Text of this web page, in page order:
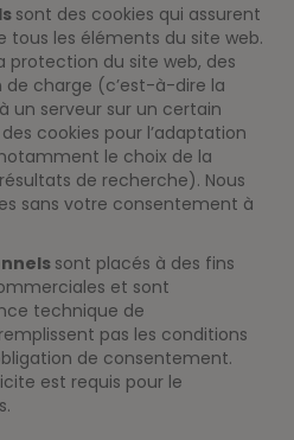
sont des cookies qui assurent
les éléments du site web.
protection du site web, des
de charge (c’est-à-dire la
un serveur sur un certain
cookies pour l’adaptation
le choix de la
de recherche). Nous
sans votre consentement à
sont placés à des fins
et sont
technique de
pas les conditions
de consentement.
est requis pour le